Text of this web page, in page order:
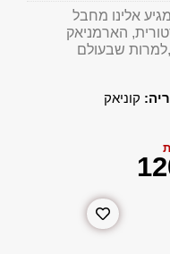
אלינו מחבל
הארמניאק
שבעולם
קוניאק